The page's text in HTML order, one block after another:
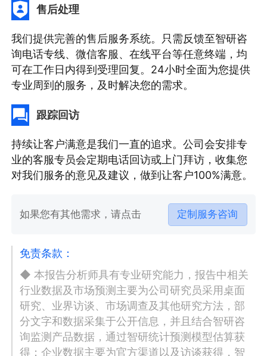
售后处理
我们提供完善的售后服务系统。只需反馈至智研咨
询电话专线、微信客服、在线平台等任意终端，均
可在工作日内得到受理回复。24小时全面为您提供
专业周到的服务，及时解决您的需求。
跟踪回访
持续让客户满意是我们一直的追求。公司会安排专
业的客服专员会定期电话回访或上门拜访，收集您
对我们服务的意见及建议，做到让客户100%满意。
如果您有其他需求，请点击 定制服务咨询
免责条款：
◆ 本报告分析师具有专业研究能力，报告中相关
行业数据及市场预测主要为公司研究员采用桌面
研究、业界访谈、市场调查及其他研究方法，部
分文字和数据采集于公开信息，并且结合智研咨
询监测产品数据，通过智研统计预测模型估算获
得；企业数据主要为官方渠道以及访谈获得，智